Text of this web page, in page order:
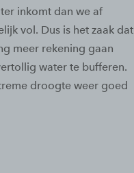
inkomt dan we af
vol. Dus is het zaak dat
meer rekening gaan
water te bufferen.
droogte weer goed